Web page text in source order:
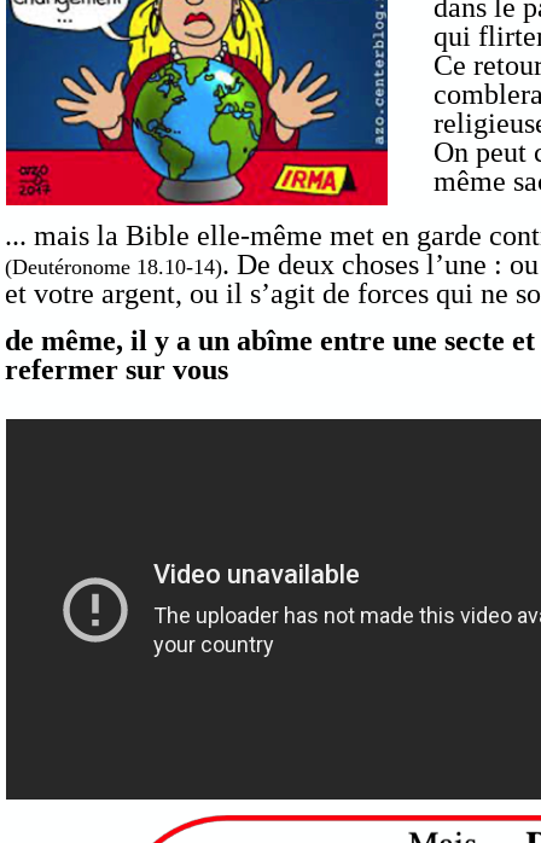
de même, il y a un abîme entre une secte
refermer sur vous
dans le
qui
Ce
On peut
même
... mais la Bible elle-même met en garde
(Deutéronome 18.10-14). De deux choses l’une :
et votre argent, ou il s’agit de forces qui ne